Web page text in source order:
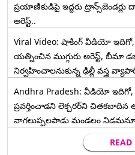
ప్రయాణికుడిపై ఇద్దరు
అరెస్ట్..
Viral Video: షాకింగ్ వీడియో
యత్నించిన ముగ్గురు అరెస్ట్, బీమా
నిర్వహించాలనుకున్న ఢిల్లీ వస్త్ర
Andhra Pradesh: వీడియో ఇదిగో,
ప్రవర్తించాడని లెక్చ‌ర‌ర్‌ని చిత‌క‌బాదిన
నాగలుప్పలపాడు మండలం
READ